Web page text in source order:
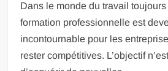
Dans le monde du travail
formation professionnelle est
incontournable pour les
rester compétitives. L’objectif